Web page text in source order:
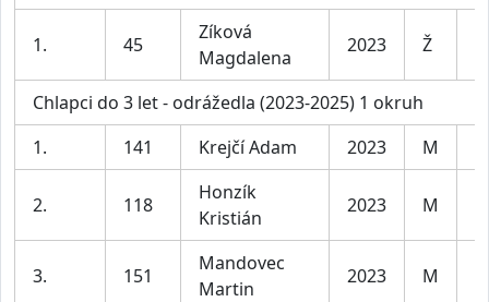
1. 45
Zíková
Magdalena
2023 Ž
Chlapci do 3 let - odrážedla (2023-2025) 1 okruh
1.
141 Krejčí Adam 2023 M
2. 118
Honzík
Kristián
2023 M
3. 151
Mandovec
Martin
2023 M